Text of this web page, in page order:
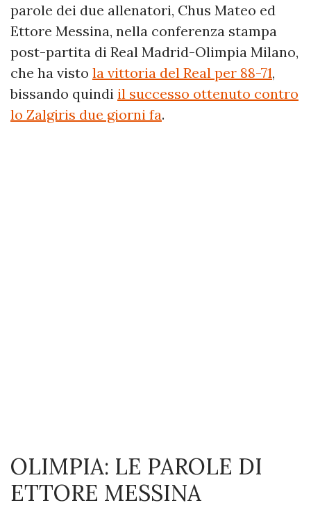
parole dei due allenatori, Chus Mateo ed
Ettore Messina, nella conferenza stampa
post-partita di Real Madrid-Olimpia Milano,
che ha visto la vittoria del Real per 88-71,
bissando quindi il successo ottenuto contro
lo Zalgiris due giorni fa.
OLIMPIA: LE PAROLE DI
ETTORE MESSINA